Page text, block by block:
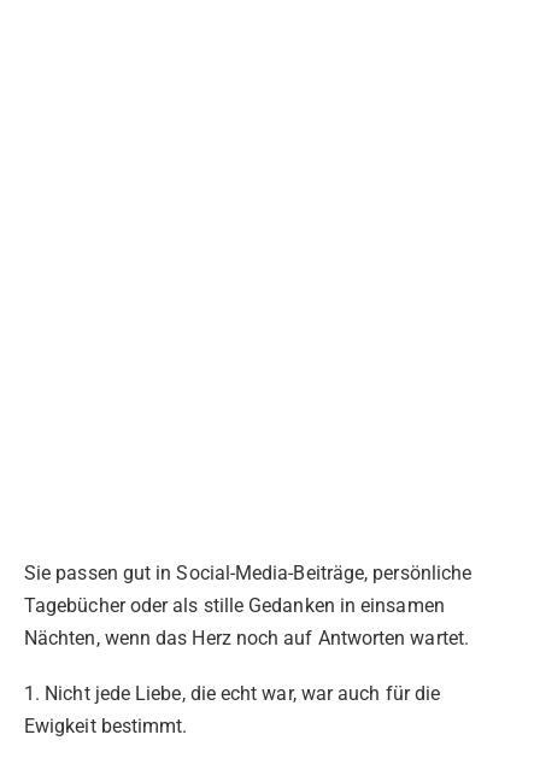
Sie passen gut in Social-Media-Beiträge, persönliche
Tagebücher oder als stille Gedanken in einsamen
Nächten, wenn das Herz noch auf Antworten wartet.
1. Nicht jede Liebe, die echt war, war auch für die
Ewigkeit bestimmt.